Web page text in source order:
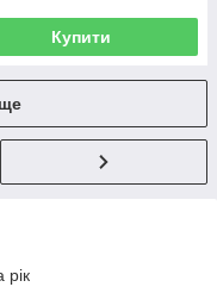
Купити
рік